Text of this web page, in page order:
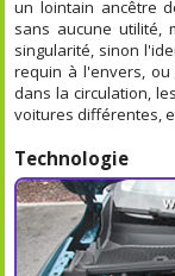
un lointain ancêtre
sans aucune utilité,
singularité, sinon
requin à l'envers,
dans la circulation,
voitures différentes,
Technologie